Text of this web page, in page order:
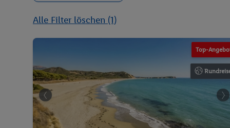
Alle Filter löschen (1)
Top-